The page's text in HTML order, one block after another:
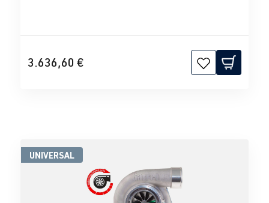
3.636,60 €
UNIVERSAL